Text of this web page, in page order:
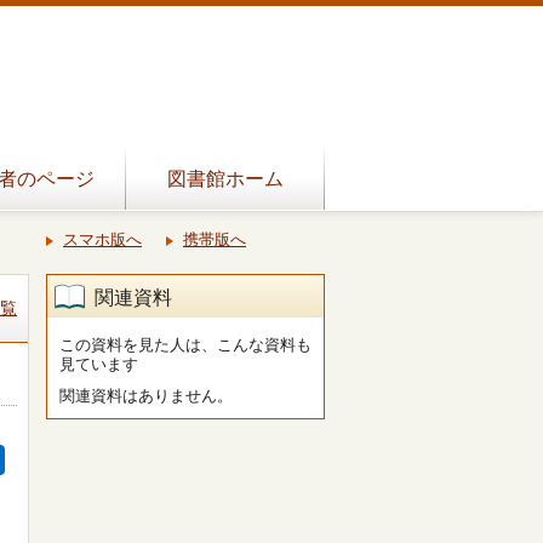
のページ 図書館ホーム
スマホ版へ 携帯版へ
関連資料
この資料を見た人は、こんな資料も
見ています
関連資料はありません。